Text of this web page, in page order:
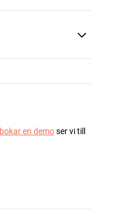
bokar en demoser vi till